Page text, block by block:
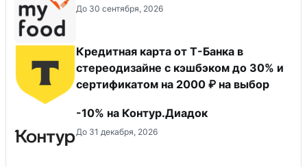
До 30 сентября, 2026
Кредитная карта от Т-Банка в
стереодизайне с кэшбэком до 30% и
сертификатом на 2000 ₽ на выбор
-10% на Контур.Диадок
До 31 декабря, 2026